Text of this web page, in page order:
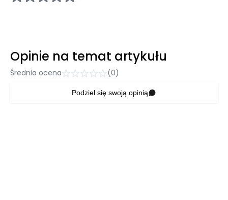
Opinie na temat artykułu
Średnia ocena (0)
Podziel się swoją opinią